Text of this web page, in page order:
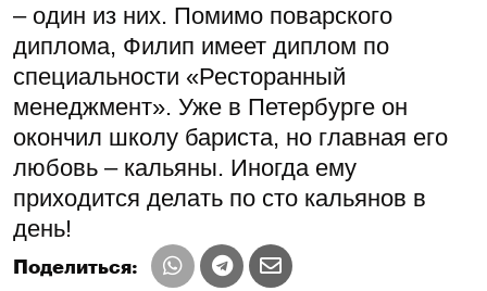
– один из них. Помимо поварского
диплома, Филип имеет диплом по
специальности «Ресторанный
менеджмент». Уже в Петербурге он
окончил школу бариста, но главная его
любовь – кальяны. Иногда ему
приходится делать по сто кальянов в
день!
Поделиться: